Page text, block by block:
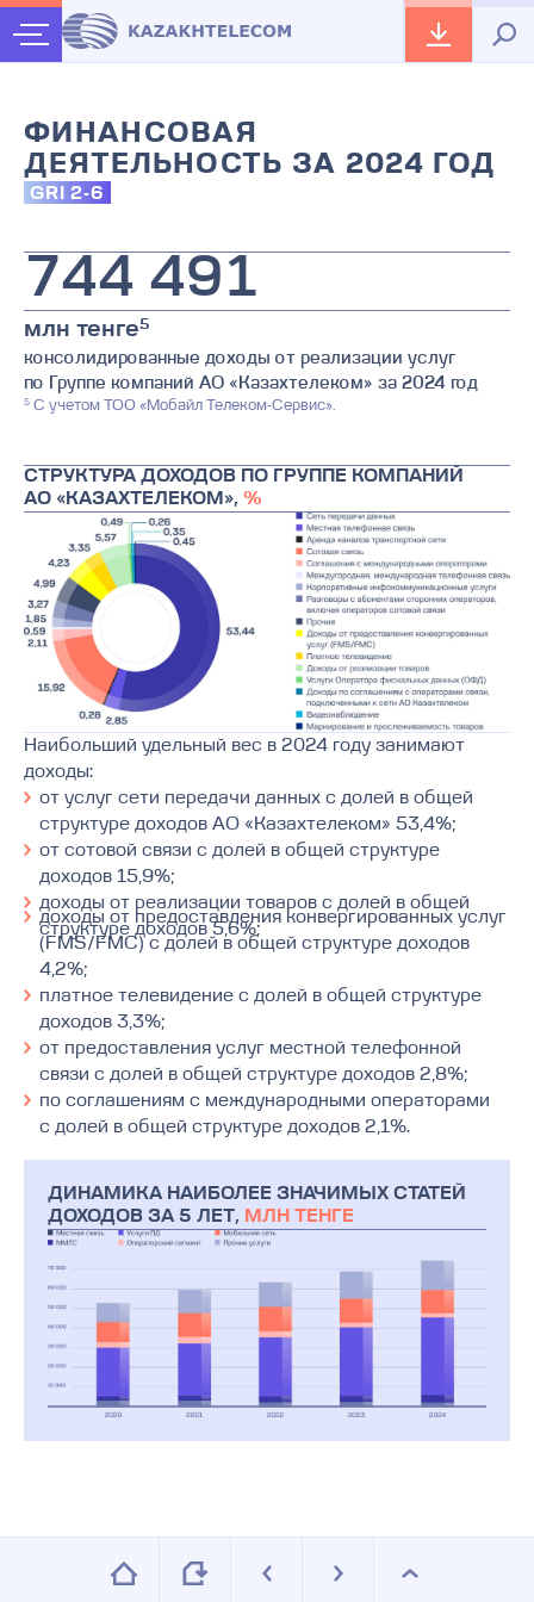
ФИНАНСОВАЯ
ДЕЯТЕЛЬНОСТЬ ЗА 2024 ГОД
GRI 2-6
3
4
5
7
8
9
0
1
2
4
5
6
7
8
9
0
1
2
4
5
6
7
8
9
0
1
2
4
5
6
7
8
9
5
6
7
91
2
3
4
5
7
9
млн тенге5
консолидированные доходы от реализации услуг
по Группе компаний АО «Казахтелеком» за 2024 год
5 С учетом ТОО «Мобайл Телеком-Сервис».
СТРУКТУРА ДОХОДОВ ПО ГРУППЕ КОМПАНИЙ
АО «КАЗАХТЕЛЕКОМ», %
Наибольший удельный вес в 2024 году занимают
доходы:
от услуг сети передачи данных с долей в общей
структуре доходов АО «Казахтелеком» 53,4%;
от сотовой связи с долей в общей структуре
доходов 15,9%;
доходы от реализации товаров с долей в общей
структуре доходов 5,6%;
доходы от предоставления конвергированных услуг
(FMS/FMC) с долей в общей структуре доходов
4,2%;
платное телевидение с долей в общей структуре
доходов 3,3%;
от предоставления услуг местной телефонной
связи с долей в общей структуре доходов 2,8%;
по соглашениям с международными операторами
с долей в общей структуре доходов 2,1%.
ДИНАМИКА НАИБОЛЕЕ ЗНАЧИМЫХ СТАТЕЙ
ДОХОДОВ ЗА 5 ЛЕТ, МЛН ТЕНГЕ